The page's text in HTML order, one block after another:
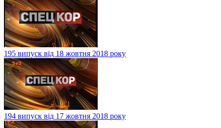
195 випуск від 18 жовтня 2018 року
194 випуск від 17 жовтня 2018 року